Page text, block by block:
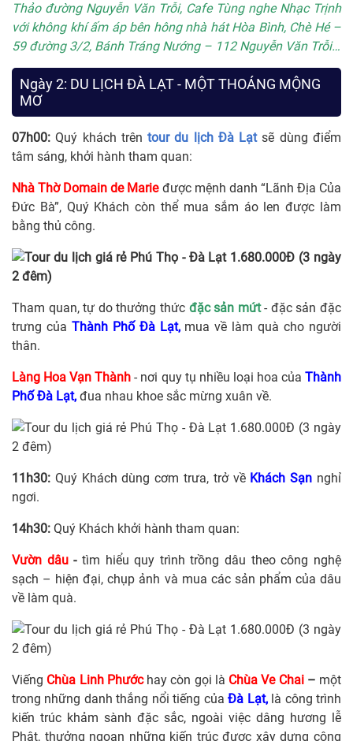
Thảo đường Nguyễn Văn Trỗi, Cafe Tùng nghe Nhạc Trịnh
với không khí ấm áp bên hông nhà hát Hòa Bình, Chè Hé –
59 đường 3/2, Bánh Tráng Nướng – 112 Nguyễn Văn Trỗi…
Ngày 2: DU LỊCH ĐÀ LẠT - MỘT THOÁNG MỘNG
MƠ
07h00: Quý khách trêntour du lịch Đà Lạtsẽ dùng điểm
tâm sáng, khởi hành tham quan:
Nhà Thờ Domain de Marieđược mệnh danh “Lãnh Địa Của
Đức Bà”, Quý Khách còn thể mua sắm áo len được làm
bằng thủ công.
Tham quan, tự do thưởng thứcđặc sản mứt- đặc sản đặc
trưng của Thành Phố Đà Lạt,mua về làm quà cho người
thân.
Làng Hoa Vạn Thành - nơi quy tụ nhiều loại hoa củaThành
Phố Đà Lạt, đua nhau khoe sắc mừng xuân về.
11h30: Quý Khách dùng cơm trưa, trở về Khách Sạn nghỉ
ngơi.
14h30: Quý Khách khởi hành tham quan:
Vườn dâu-tìm hiểu quy trình trồng dâu theo công nghệ
sạch – hiện đại, chụp ảnh và mua các sản phẩm của dâu
về làm quà.
Viếng Chùa Linh Phước hay còn gọi là Chùa Ve Chai– một
trong những danh thắng nổi tiếng củaĐà Lạt,là công trình
kiến trúc khảm sành đặc sắc, ngoài việc dâng hương lễ
Phật, thưởng ngoạn những kiến trúc được xây dựng công